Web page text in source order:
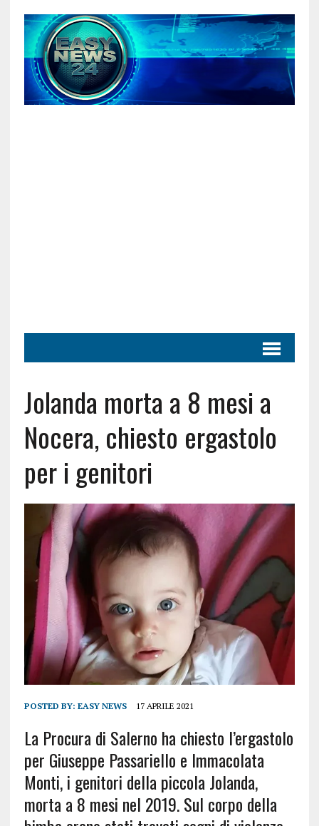
Jolanda morta a 8 mesi a
Nocera, chiesto ergastolo
per i genitori
POSTED BY: EASY NEWS 17 APRILE 2021
La Procura di Salerno ha chiesto l’ergastolo
per Giuseppe Passariello e Immacolata
Monti, i genitori della piccola Jolanda,
morta a 8 mesi nel 2019. Sul corpo della